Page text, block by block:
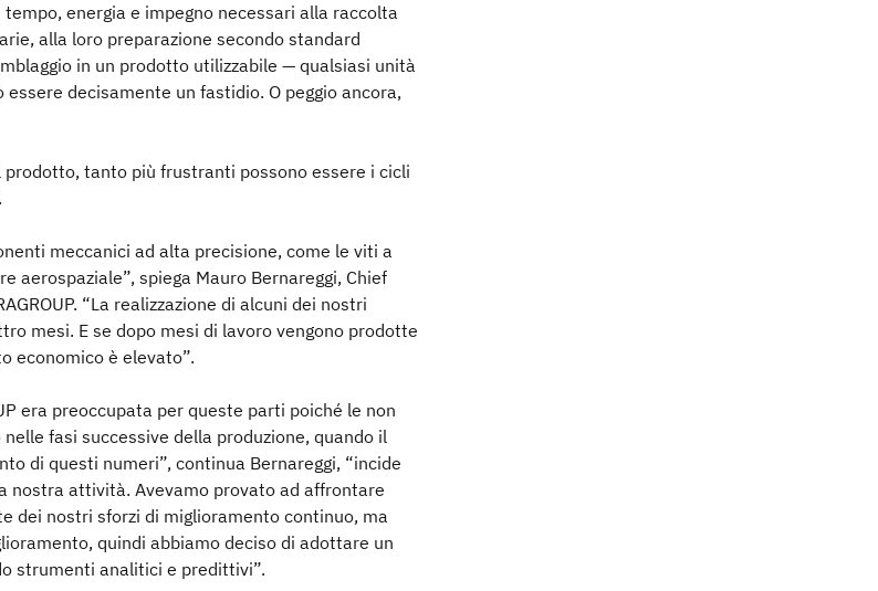
energia e impegno necessari alla raccolta
alla loro preparazione secondo standard
in un prodotto utilizzabile — qualsiasi unità
decisamente un fastidio. O peggio ancora,
prodotto, tanto più frustranti possono essere i cicli
meccanici ad alta precisione, come le viti a
aerospaziale”, spiega Mauro Bernareggi, Chief
“La realizzazione di alcuni dei nostri
mesi. E se dopo mesi di lavoro vengono prodotte
economico è elevato”.
era preoccupata per queste parti poiché le non
fasi successive della produzione, quando il
di questi numeri”, continua Bernareggi, “incide
nostra attività. Avevamo provato ad affrontare
dei nostri sforzi di miglioramento continuo, ma
quindi abbiamo deciso di adottare un
strumenti analitici e predittivi”.